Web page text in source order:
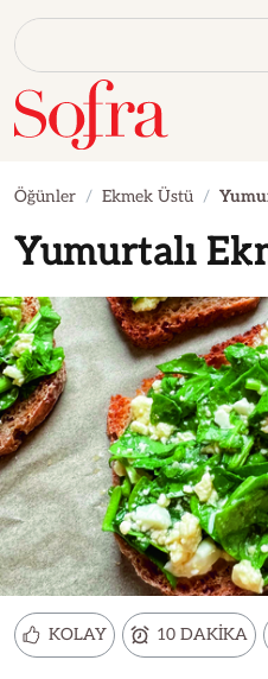
Öğünler Ekmek Üstü
Yumurtalı
KOLAY 10 DAKİKA